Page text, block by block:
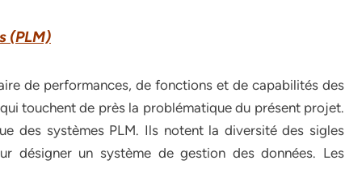
(PLM)
de performances, de fonctions et de capabilités des
touchent de près la problématique du présent projet.
des systèmes PLM. Ils notent la diversité des sigles
désigner un système de gestion des données. Les